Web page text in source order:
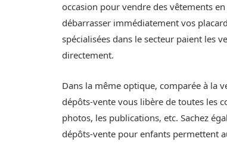
occasion pour vendre des vêtements
débarrasser immédiatement vos
spécialisées dans le secteur paient les
directement.
Dans la même optique, comparée à la
dépôts-vente vous libère de toutes les
photos, les publications, etc. Sachez
dépôts-vente pour enfants permettent